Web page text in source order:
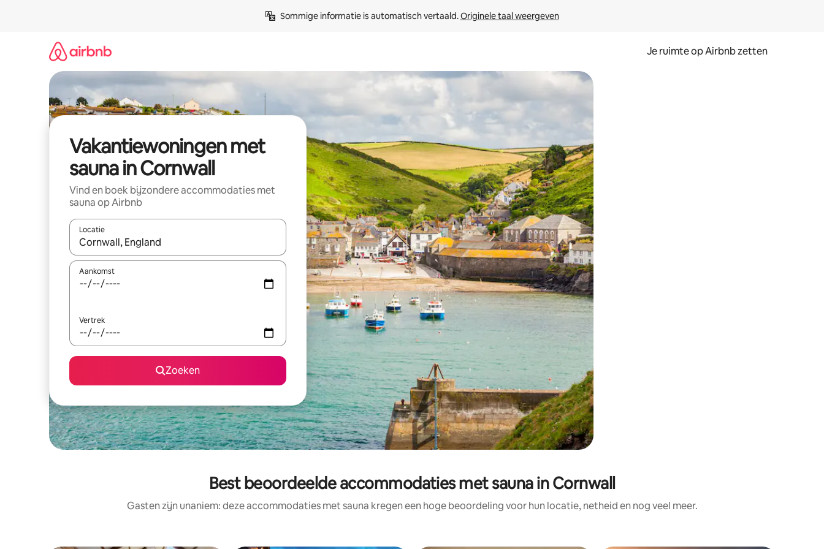
Sommige informatie is automatisch vertaald. Originele taal weergeven
Je ruimte op Airbnb zetten
Vakantiewoningen met
sauna in Cornwall
Vind en boek bijzondere accommodaties met
sauna op Airbnb
Locatie
Wanneer er suggesties beschikbaar zijn, maak je een keuze met je de pijltjestoetsen omhoog en omlaag, óf door te tikken of swipen.
Aankomst
Vertrek
Zoeken
Best beoordeelde accommodaties met sauna in Cornwall
Gasten zijn unaniem: deze accommodaties met sauna kregen een hoge beoordeling voor hun locatie, netheid en nog veel meer.